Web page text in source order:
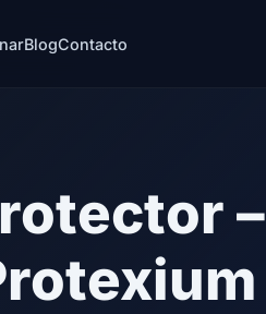
BlogContacto
–